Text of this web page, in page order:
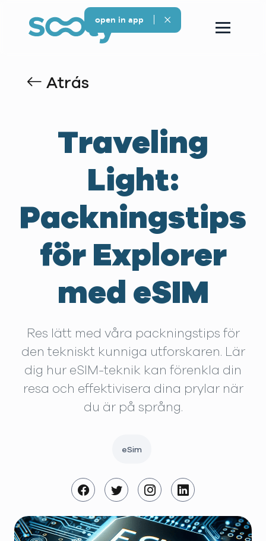
Atrás
Traveling
Light:
Packningstips
för Explorer
med eSIM
Res lätt med våra packningstips för
den tekniskt kunniga utforskaren. Lär
dig hur eSIM-teknik kan förenkla din
resa och effektivisera dina prylar när
du är på språng.
eSim
open in app